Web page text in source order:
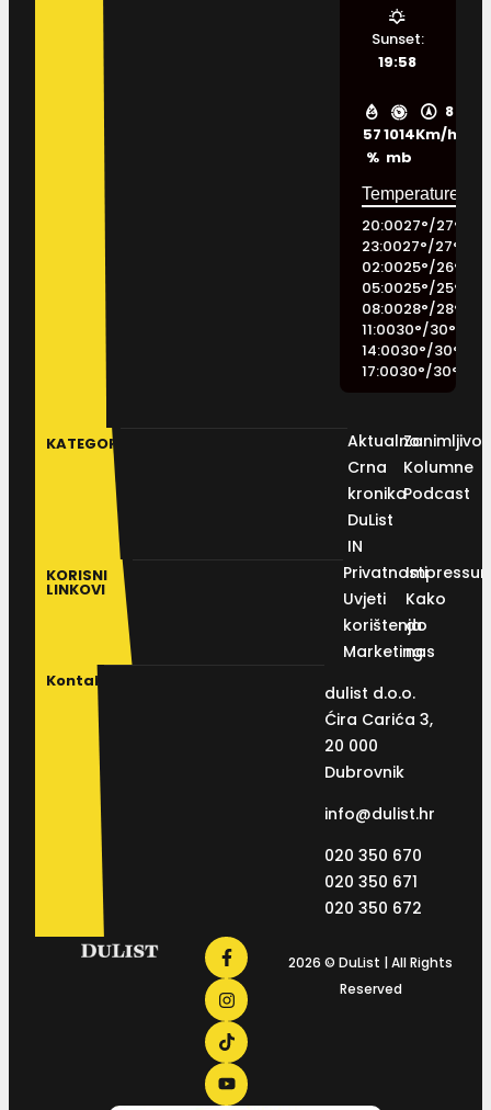
57
%
1014
mb
8
Km/h
Sunset:
19:58
20:0027°/27°
23:0027°/27°
02:0025°/26°
05:0025°/25°
08:0028°/28°
11:0030°/30°
14:0030°/30°
17:0030°/30°
KATEGORIJE
Aktualno
Crna
kronika
DuList
IN
Kolumne
Podcast
KORISNI
LINKOVI
Privatnosti
Uvjeti
korištenja
Marketing
Kako
do
nas
Kontakt
dulist d.o.o.
Ćira Carića 3,
20 000
Dubrovnik
info@dulist.hr
020 350 670
020 350 671
020 350 672
2026 © DuList | All Rights
Reserved